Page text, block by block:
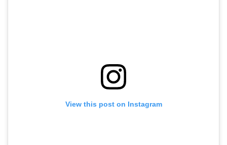
View this post on Instagram